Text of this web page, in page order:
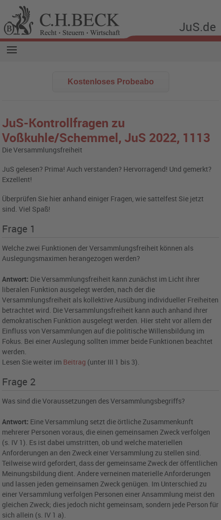
JuS.de
Kostenloses Probeabo
JuS-Kontrollfragen zu
Voßkuhle/Schemmel, JuS 2022, 1113
Die Versammlungsfreiheit
JuS gelesen? Prima! Auch verstanden? Hervorragend! Und gemerkt?
Exzellent!
Überprüfen Sie hier anhand einiger Fragen, wie sattelfest Sie jetzt
sind. Viel Spaß!
Frage 1
Welche zwei Funktionen der Versammlungsfreiheit können als
Auslegungsmaximen herangezogen werden?
Antwort: Die Versammlungsfreiheit kann zunächst im Licht ihrer
liberalen Funktion ausgelegt werden, nach der die
Versammlungsfreiheit als kollektive Ausübung individueller Freiheiten
betrachtet wird. Die Versammlungsfreiheit kann auch anhand ihrer
demokratischen Funktion ausgelegt werden. Hier steht vor allem der
Einfluss von Versammlungen auf die politische Willensbildung im
Fokus. Bei einer Auslegung sollten immer beide Funktionen beachtet
werden.
Lesen Sie weiter im Beitrag (unter III 1 bis 3).
Frage 2
Was sind die Voraussetzungen des Versammlungsbegriffs?
Antwort: Eine Versammlung setzt die örtliche Zusammenkunft
mehrerer Personen voraus, die einen gemeinsamen Zweck verfolgen
(s. IV 1). Es ist dabei umstritten, ob und welche materiellen
Anforderungen an den Zweck einer Versammlung zu stellen sind.
Teilweise wird gefordert, dass der gemeinsame Zweck der öffentlichen
Meinungsbildung dient. Andere verneinen materielle Anforderungen
und lassen jeden gemeinsamen Zweck genügen. Im Unterschied zu
einer Versammlung verfolgen Personen einer Ansammlung meist den
gleichen Zweck; dies jedoch nicht gemeinsam, sondern jede Person für
sich allein (s. IV 1 a).